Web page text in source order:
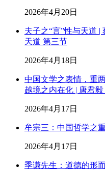
2026年4月20日
夫子之“言”性与天道
天道 第三节
2026年4月18日
中国文学之表情，重
越境之内在化 | 唐君
2026年4月17日
牟宗三：中国哲学之
2026年4月17日
季谦先生：道德的形